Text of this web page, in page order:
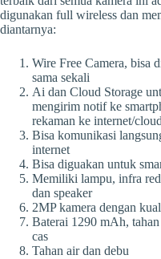
digunakan full wireless dan
diantarnya:
Wire Free Camera, bisa
sama sekali
Ai dan Cloud Storage
mengirim notif ke
rekaman ke internet/
Bisa komunikasi
internet
Bisa diguakan untuk
Memiliki lampu, infra
dan speaker
2MP kamera dengan
Baterai 1290 mAh,
cas
Tahan air dan debu